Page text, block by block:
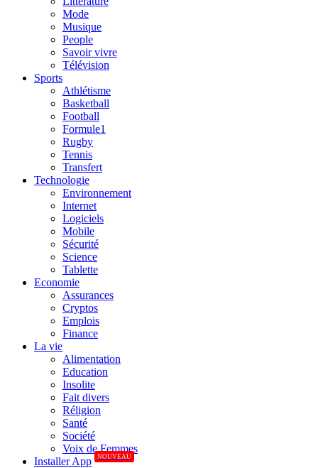
Mode
Musique
People
Savoir vivre
Télévision
Sports
Athlétisme
Basketball
Football
Formule1
Rugby
Tennis
Transfert
Technologie
Environnement
Internet
Logiciels
Mobile
Sécurité
Science
Tablette
Economie
Assurances
Cryptos
Emplois
Finance
La vie
Alimentation
Education
Insolite
Fait divers
Réligion
Santé
Société
Voix de Femmes
Installer App
NOUVEAU